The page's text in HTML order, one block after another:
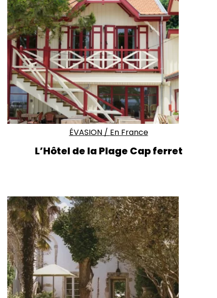
ÉVASION/ En France
L’Hôtel de la Plage Cap ferret